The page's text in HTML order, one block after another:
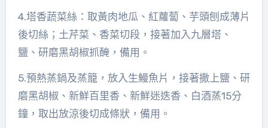
4.塔香蔬菜絲：取黃肉地瓜、紅蘿蔔、芋頭刨成薄片
後切絲；土芹菜、香菜切段，接著加入九層塔、
鹽、研磨黑胡椒抓醃，備用。
5.預熱蒸鍋及蒸籠，放入生鰻魚片，接著撒上鹽、研
磨黑胡椒、新鮮百里香、新鮮迷迭香、白酒蒸15分
鐘，取出放涼後切成條狀，備用。